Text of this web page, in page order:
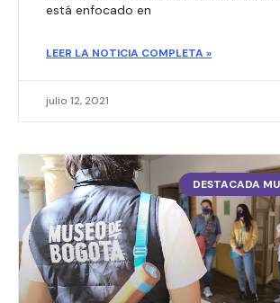
está enfocado en
LEER LA NOTICIA COMPLETA »
julio 12, 2021
DESTACADA